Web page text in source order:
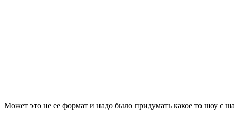
Может это не ее формат и надо было придумать какое то шоу с